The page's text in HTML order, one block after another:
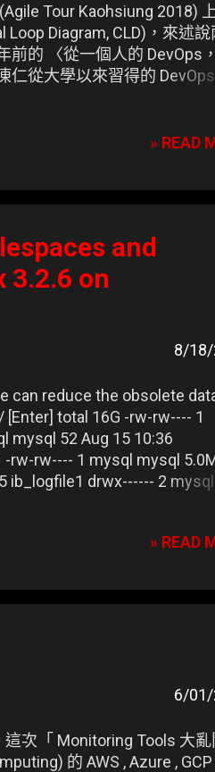
Tour Kaohsiung 2018)
Diagram, CLD)，來述
前的 〈從一個人的 DevOps
仁從大學以來習得的 DevOps
» READ
and
3.2.6 on
8/
can reduce the obsolete
total 16G -rw-rw---- 1
mysql 52 Aug 15 10:36
-rw-rw---- 1 mysql mysql
ib_logfile1 drwx------ 2 mysql
ibdata1 filesize is very» READ
6/
次「 Monitoring Tools 大亂
的 AWS , Azure ,